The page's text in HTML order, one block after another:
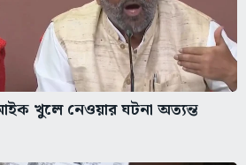
খুলে নেওয়ার ঘটনা অত্যন্ত